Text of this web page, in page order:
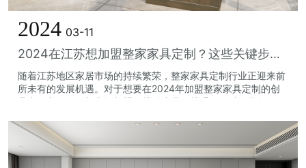
2024 03-11
2024在江苏想加盟整家家具定制？这些关键步骤你不可不知！
随着江苏地区家居市场的持续繁荣，整家家具定制行业正迎来前
所未有的发展机遇。对于想要在2024年加盟整家家具定制的创
业者而言，了解并掌握加盟的关键步骤至关重要。以下是您在江